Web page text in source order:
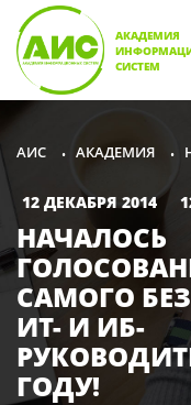
АКАДЕМИЯ
СИСТЕМ
АИС • АКАДЕМИЯ •
12 ДЕКАБРЯ 2014
НАЧАЛОСЬ
САМОГО
ИТ- И ИБ-
ГОДУ!